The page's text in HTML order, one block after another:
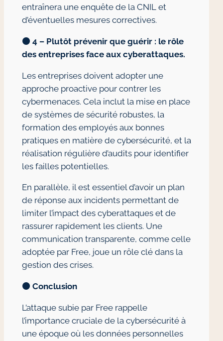
entraînera une enquête de la CNIL et
d’éventuelles mesures correctives.
🟠 4 – Plutôt prévenir que guérir : le rôle
des entreprises face aux cyberattaques.
Les entreprises doivent adopter une
approche proactive pour contrer les
cybermenaces. Cela inclut la mise en place
de systèmes de sécurité robustes, la
formation des employés aux bonnes
pratiques en matière de cybersécurité, et la
réalisation régulière d’audits pour identifier
les failles potentielles.
En parallèle, il est essentiel d’avoir un plan
de réponse aux incidents permettant de
limiter l’impact des cyberattaques et de
rassurer rapidement les clients. Une
communication transparente, comme celle
adoptée par Free, joue un rôle clé dans la
gestion des crises.
🟠 Conclusion
L’attaque subie par Free rappelle
l’importance cruciale de la cybersécurité à
une époque où les données personnelles